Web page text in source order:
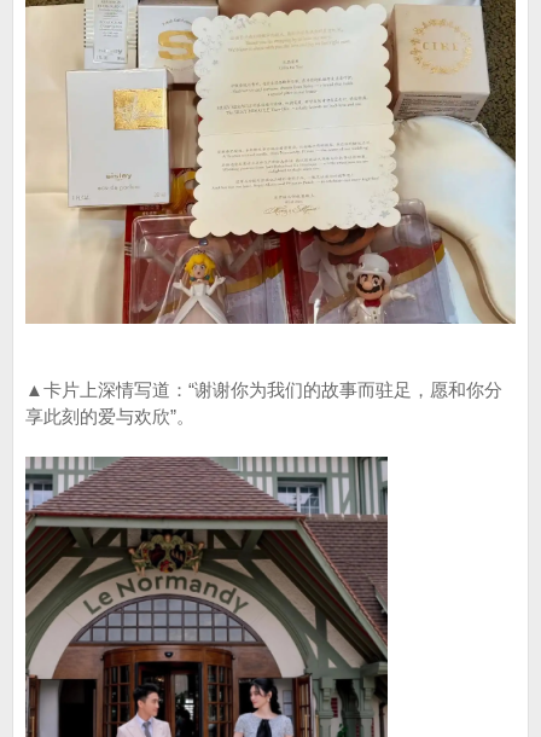
▲卡片上深情写道：“谢谢你为我们的故事而驻足，愿和你分
享此刻的爱与欢欣”。